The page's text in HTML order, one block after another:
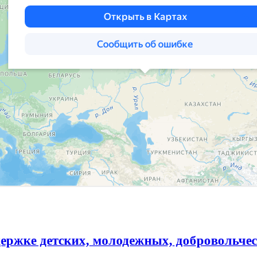
детских, молодежных,